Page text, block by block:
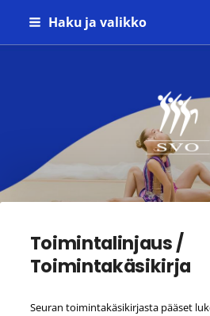
Siirry
Haku ja valikko
Toimintalinjaus /
Toimintakäsikirja
Seuran toimintakäsikirjasta pääset